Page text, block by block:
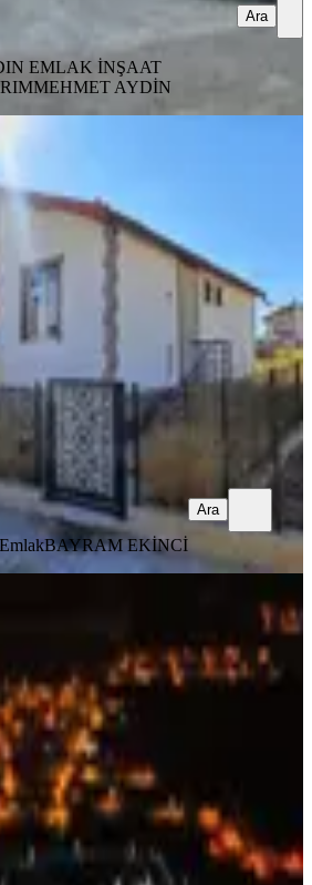
EMLAK İNŞAAT
MEHMET AYDİN
Ara
Karşi Site İçi
Apa Mahallesi
·03.03.2026
₺2.600.000 ₺
BAYRAM EKİNCİ
Ara
İskanlı Site İçerisinde İskanlı
Apa Mahallesi
m²·31.10.2025
₺ 2.200.000 ₺
ADAR